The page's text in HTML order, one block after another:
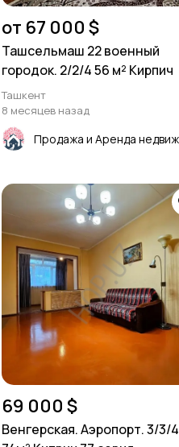
от 67 000 $
Ташсельмаш 22 военный
городок. 2/2/4 56 м² Кирпич
Ташкент
8 месяцев назад
69 000 $
Венгерская. Аэропорт. 3/3/4